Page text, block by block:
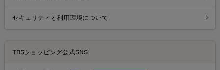
セキュリティと利用環境について
TBSショッピング公式SNS